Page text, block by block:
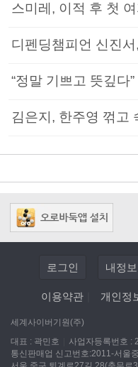
스미레, 이적 후 첫
디펜딩챔피언 신진
“정말 기쁘고 뜻깊다
김은지, 한주영 꺾고
로그인 내정보
이용약관 개인정
세계사이버기원(주)
대표 : 곽민호
사업자등록번호 :
통신판매업 신고번호:2011-서울